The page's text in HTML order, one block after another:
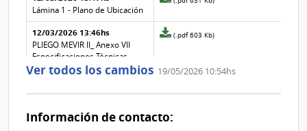
2
Lámina 1 - Plano de Ubicación
de
la
1
12/03/2026 13:46hs
PLIEGO MEVIR II_ Anexo VII
Especificaciones Técnicas
Particulares
Archivo
la
(.pdf 603 Kb)
Ver todos los cambios 19/05/2026 10:54hs
Información de contacto: